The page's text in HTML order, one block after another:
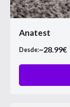
Anatest
Desde:~28.99€